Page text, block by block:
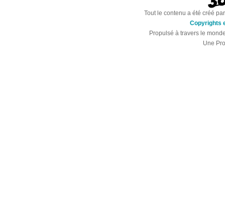
Tout le contenu a été créé
Copyrights
Propulsé à travers le
Une